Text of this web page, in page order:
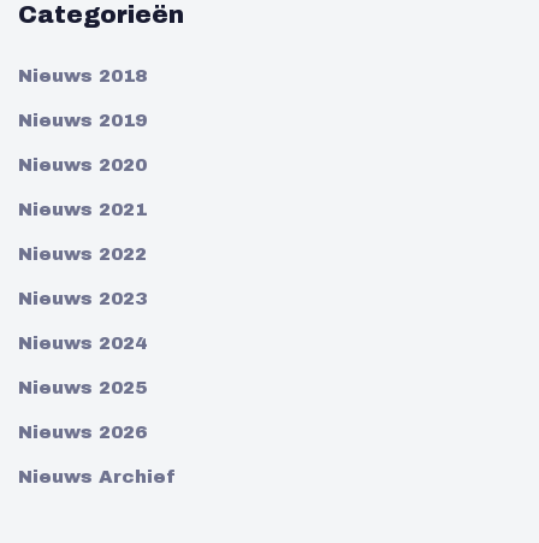
Categorieën
Nieuws 2018
Nieuws 2019
Nieuws 2020
Nieuws 2021
Nieuws 2022
Nieuws 2023
Nieuws 2024
Nieuws 2025
Nieuws 2026
Nieuws Archief